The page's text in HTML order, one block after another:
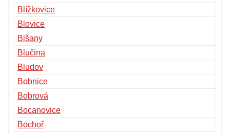
Blížkovice
Blovice
Blšany
Blučina
Bludov
Bobnice
Bobrová
Bocanovice
Bochoř